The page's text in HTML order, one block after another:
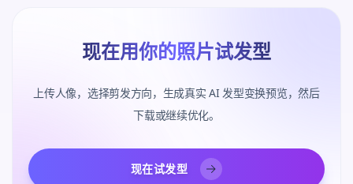
现在用你的照片试发型
上传人像，选择剪发方向，生成真实 AI 发型变换预览，然后
下载或继续优化。
现在试发型